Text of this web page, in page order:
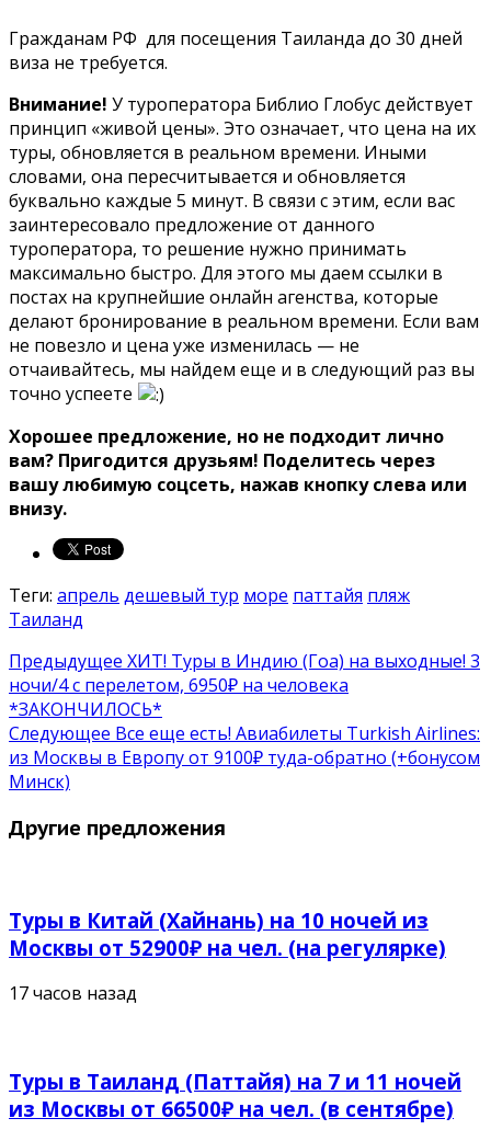
Гражданам РФ для посещения Таиланда до 30 дней
виза не требуется.
Внимание! У туроператора Библио Глобус действует
принцип «живой цены». Это означает, что цена на их
туры, обновляется в реальном времени. Иными
словами, она пересчитывается и обновляется
буквально каждые 5 минут. В связи с этим, если вас
заинтересовало предложение от данного
туроператора, то решение нужно принимать
максимально быстро. Для этого мы даем ссылки в
постах на крупнейшие онлайн агенства, которые
делают бронирование в реальном времени. Если вам
не повезло и цена уже изменилась — не
отчаивайтесь, мы найдем еще и в следующий раз вы
точно успеете
Хорошее предложение, но не подходит лично
вам? Пригодится друзьям! Поделитесь через
вашу любимую соцсеть, нажав кнопку слева или
внизу.
Теги: апрель дешевый тур море паттайя пляж
Таиланд
Предыдущее ХИТ! Туры в Индию (Гоа) на выходные! 3
ночи/4 с перелетом, 6950₽ на человека
*ЗАКОНЧИЛОСЬ*
Следующее Все еще есть! Авиабилеты Turkish Airlines:
из Москвы в Европу от 9100₽ туда-обратно (+бонусом
Минск)
Другие предложения
Туры в Китай (Хайнань) на 10 ночей из
Москвы от 52900₽ на чел. (на регулярке)
17 часов назад
Туры в Таиланд (Паттайя) на 7 и 11 ночей
из Москвы от 66500₽ на чел. (в сентябре)